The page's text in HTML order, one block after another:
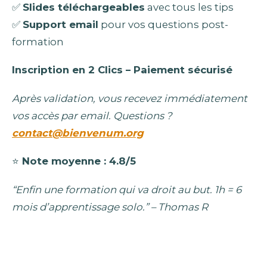
✅ Slides téléchargeables avec tous les tips
✅ Support email pour vos questions post-
formation
Inscription en 2 Clics – Paiement sécurisé
Après validation, vous recevez immédiatement
vos accès par email. Questions ?
contact@bienvenum.org
⭐ Note moyenne : 4.8/5
“Enfin une formation qui va droit au but. 1h = 6
mois d’apprentissage solo.” – Thomas R